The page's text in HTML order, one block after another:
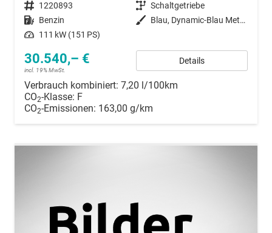
Fahrzeugnummer 1220893 Getriebe Schaltgetriebe
Kraftstoff Benzin Außenfarbe
Blau, Dynamic-Blau Metallic (PN4FZ0)
Leistung 111 kW (151 PS)
30.540,– €
incl. 19% MwSt.
Details
Verbrauch kombiniert: 7,20 l/100km
CO2-Klasse: F
CO2-Emissionen: 163,00 g/km